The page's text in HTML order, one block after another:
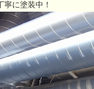
寧に塗装中！